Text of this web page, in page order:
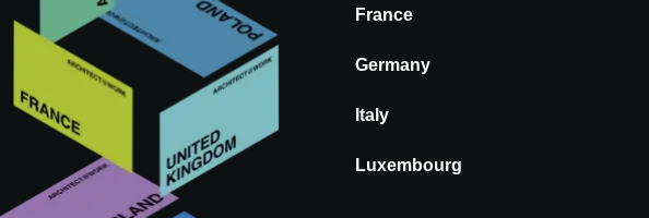
France
Germany
Italy
Luxembourg
A@W
Zürich 2027
12&
13 maja 2027
11:00 - 19:00